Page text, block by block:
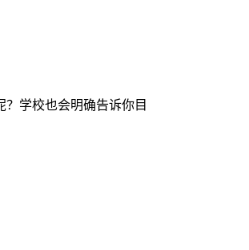
学校也会明确告诉你目